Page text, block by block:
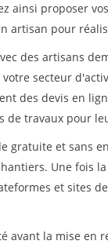
ainsi proposer
artisan pour
des artisans
secteur
des devis en
de travaux pour
gratuite et sans
Une fois
et sites
avant la mise en